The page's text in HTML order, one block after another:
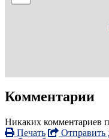
Комментарии
Никаких комментариев
Печать
Отправить